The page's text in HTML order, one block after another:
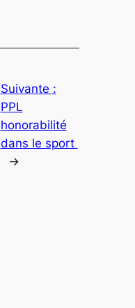
Suivante :
PPL
honorabilité
dans le sport
→